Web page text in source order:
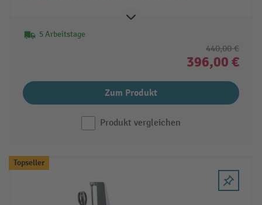
5 Arbeitstage
440,00 €
396,00 €
Zum Produkt
Produkt vergleichen
Topseller